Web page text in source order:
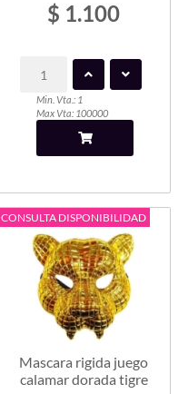
$ 1.100
Min. Vta.: 1
Max Vta: 100000
CONSULTA DISPONIBILIDAD
Mascara rigida juego
calamar dorada tigre